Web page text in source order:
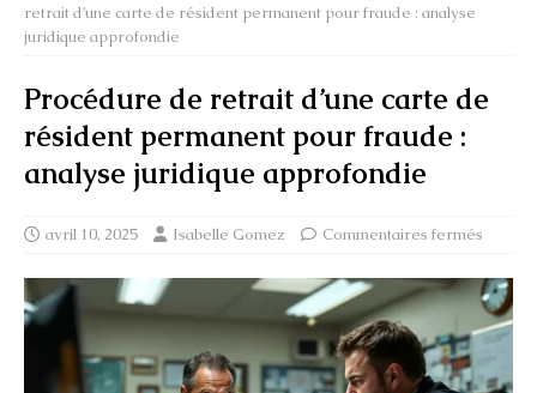
retrait d’une carte de résident permanent pour fraude : analyse
juridique approfondie
Procédure de retrait d’une carte de
résident permanent pour fraude :
analyse juridique approfondie
avril 10, 2025 Isabelle Gomez Commentaires fermés